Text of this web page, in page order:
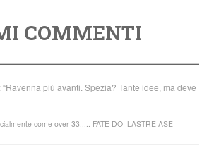
COMMENTI
più avanti. Spezia? Tante idee, ma deve
come over 33..... FATE DOI LASTRE ASE